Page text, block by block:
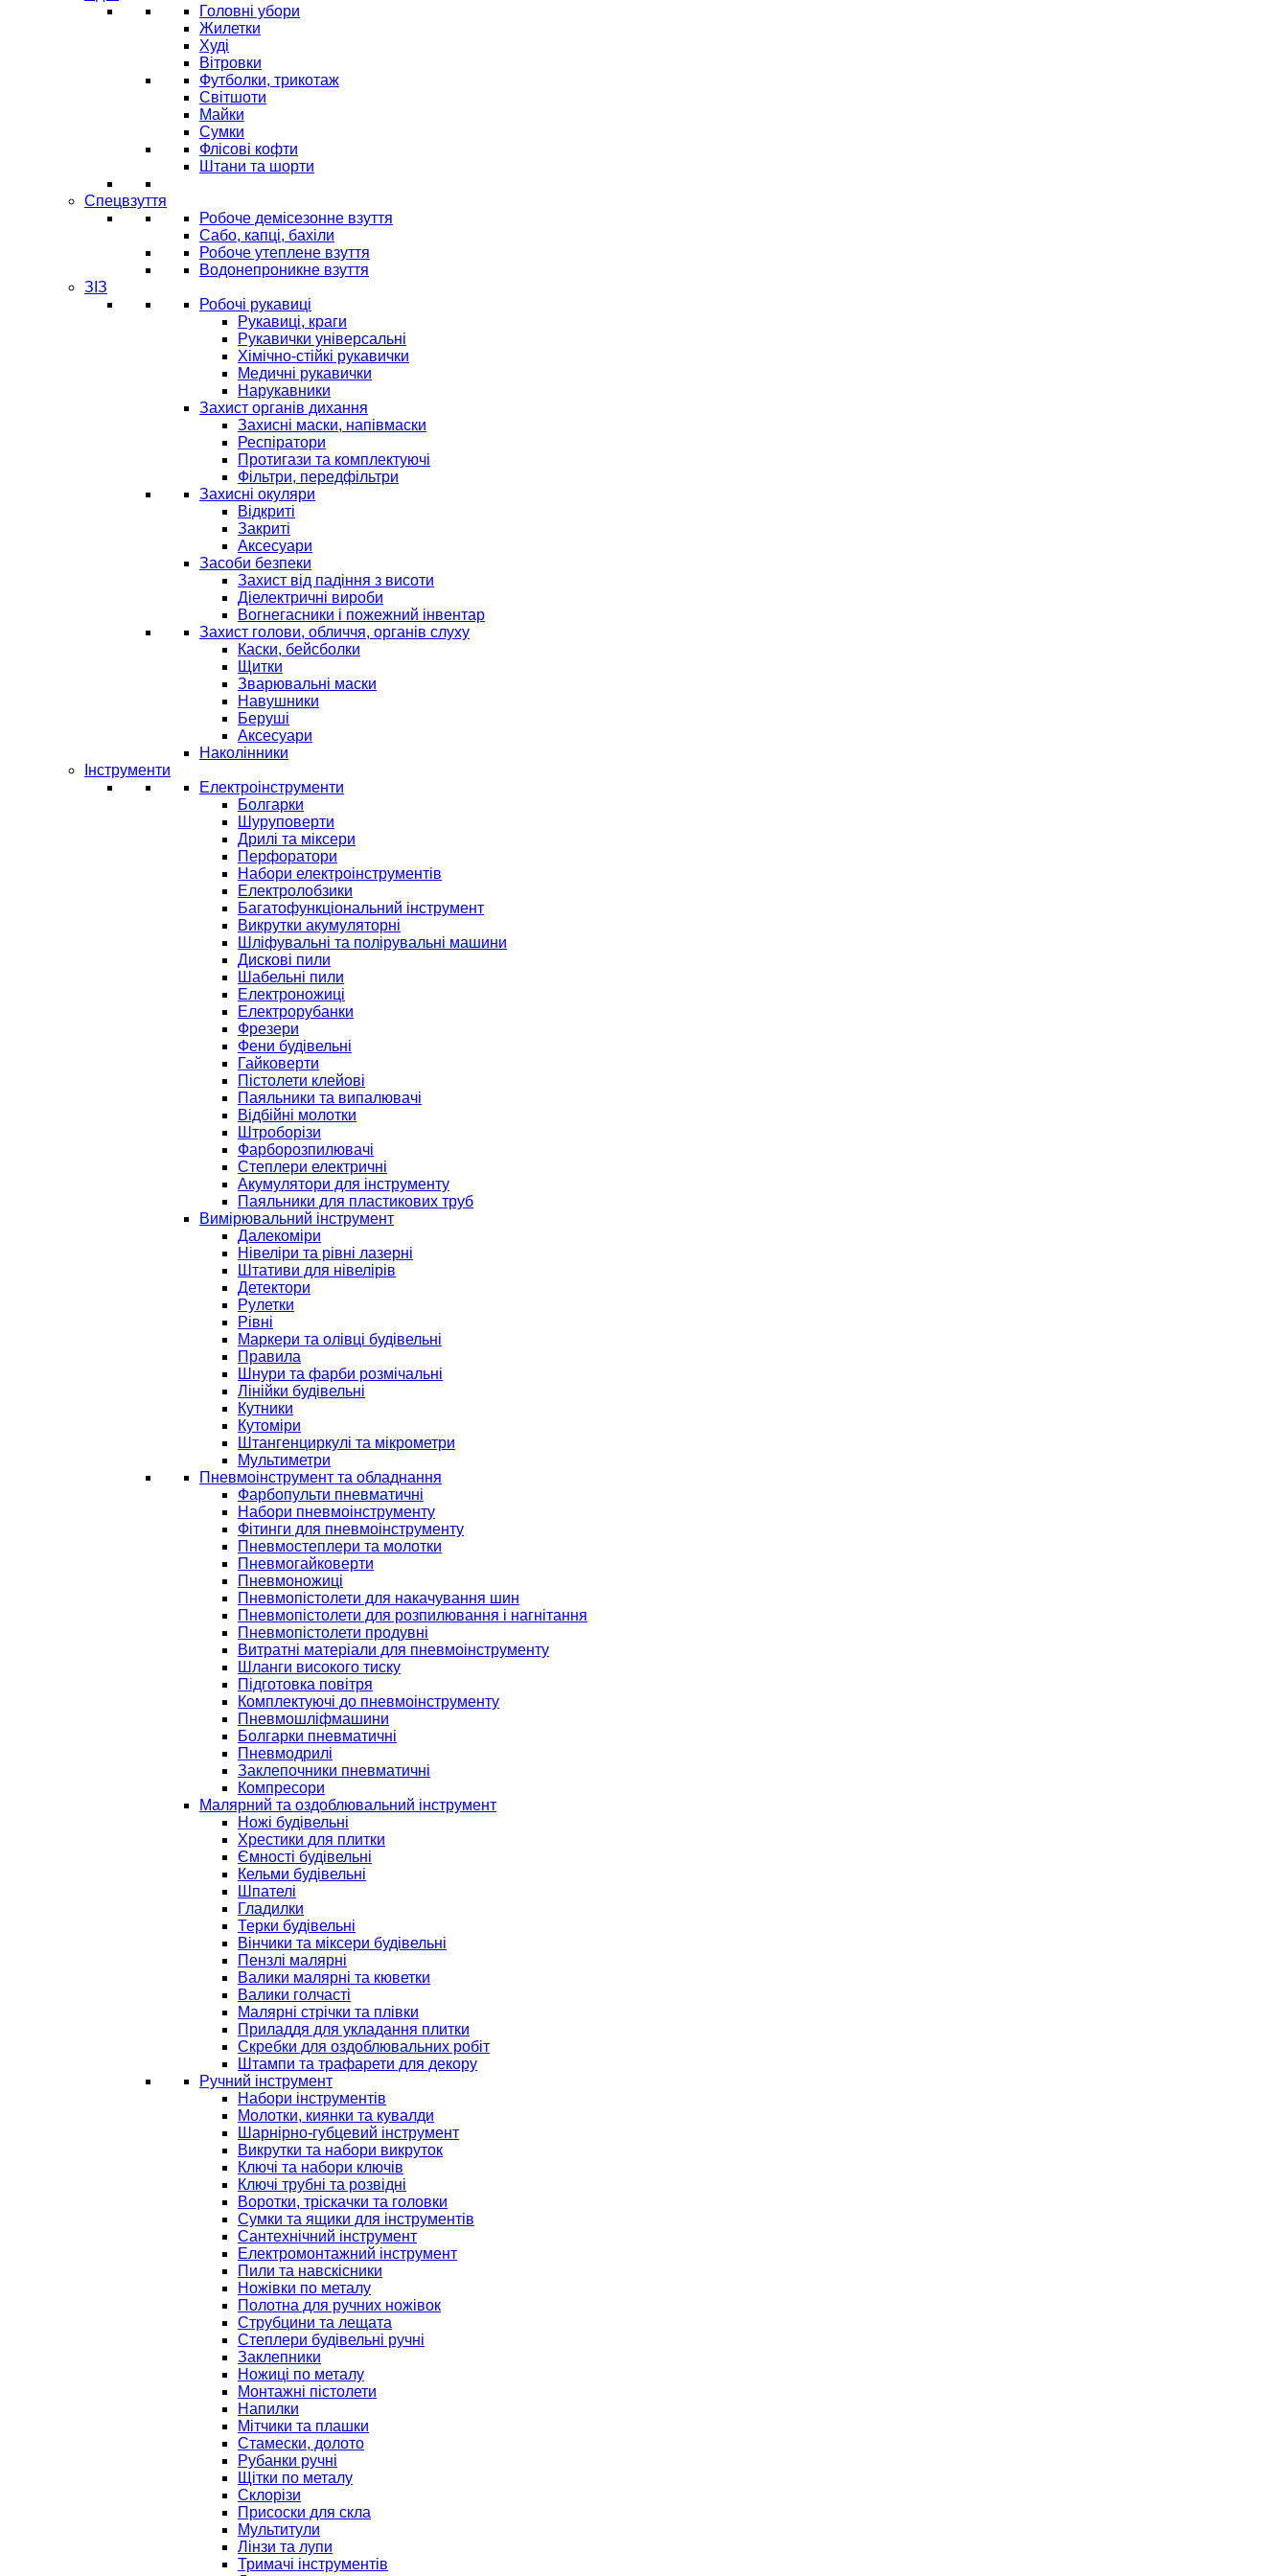
Головні убори
Жилетки
Худі
Вітровки
Футболки, трикотаж
Світшоти
Майки
Сумки
Флісові кофти
Штани та шорти
Спецвзуття
Робоче демісезонне взуття
Сабо, капці, бахіли
Робоче утеплене взуття
Водонепроникне взуття
ЗІЗ
Робочі рукавиці
Рукавиці, краги
Рукавички універсальні
Хімічно-стійкі рукавички
Медичні рукавички
Нарукавники
Захист органів дихання
Захисні маски, напівмаски
Респіратори
Протигази та комплектуючі
Фільтри, передфільтри
Захисні окуляри
Відкриті
Закриті
Аксесуари
Засоби безпеки
Захист від падіння з висоти
Діелектричні вироби
Вогнегасники і пожежний інвентар
Захист голови, обличчя, органів слуху
Каски, бейсболки
Щитки
Зварювальні маски
Навушники
Беруші
Аксесуари
Наколінники
Інструменти
Електроінструменти
Болгарки
Шуруповерти
Дрилі та міксери
Перфоратори
Набори електроінструментів
Електролобзики
Багатофункціональний інструмент
Викрутки акумуляторні
Шліфувальні та полірувальні машини
Дискові пили
Шабельні пили
Електроножиці
Електрорубанки
Фрезери
Фени будівельні
Гайковерти
Пістолети клейові
Паяльники та випалювачі
Відбійні молотки
Штроборізи
Фарборозпилювачі
Степлери електричні
Акумулятори для інструменту
Паяльники для пластикових труб
Вимірювальний інструмент
Далекоміри
Нівеліри та рівні лазерні
Штативи для нівелірів
Детектори
Рулетки
Рівні
Маркери та олівці будівельні
Правила
Шнури та фарби розмічальні
Лінійки будівельні
Кутники
Кутоміри
Штангенциркулі та мікрометри
Мультиметри
Пневмоінструмент та обладнання
Фарбопульти пневматичні
Набори пневмоінструменту
Фітинги для пневмоінструменту
Пневмостеплери та молотки
Пневмогайковерти
Пневмоножиці
Пневмопістолети для накачування шин
Пневмопістолети для розпилювання і нагнітання
Пневмопістолети продувні
Витратні матеріали для пневмоінструменту
Шланги високого тиску
Підготовка повітря
Комплектуючі до пневмоінструменту
Пневмошліфмашини
Болгарки пневматичні
Пневмодрилі
Заклепочники пневматичні
Компресори
Малярний та оздоблювальний інструмент
Ножі будівельні
Хрестики для плитки
Ємності будівельні
Кельми будівельні
Шпателі
Гладилки
Терки будівельні
Вінчики та міксери будівельні
Пензлі малярні
Валики малярні та кюветки
Валики голчасті
Малярні стрічки та плівки
Приладдя для укладання плитки
Скребки для оздоблювальних робіт
Штампи та трафарети для декору
Ручний інструмент
Набори інструментів
Молотки, киянки та кувалди
Шарнірно-губцевий інструмент
Викрутки та набори викруток
Ключі та набори ключів
Ключі трубні та розвідні
Воротки, тріскачки та головки
Сумки та ящики для інструментів
Сантехнічний інструмент
Електромонтажний інструмент
Пили та навскісники
Ножівки по металу
Полотна для ручних ножівок
Струбцини та лещата
Степлери будівельні ручні
Заклепники
Ножиці по металу
Монтажні пістолети
Напилки
Мітчики та плашки
Стамески, долото
Рубанки ручні
Щітки по металу
Склорізи
Присоски для скла
Мультитули
Лінзи та лупи
Тримачі інструментів